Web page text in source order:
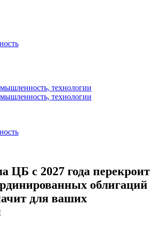
ЦБ с 2027 года перекроит
облигаций
для ваших